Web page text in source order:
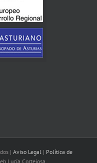
| Aviso Legal | Política de
Lucía Cortejosa